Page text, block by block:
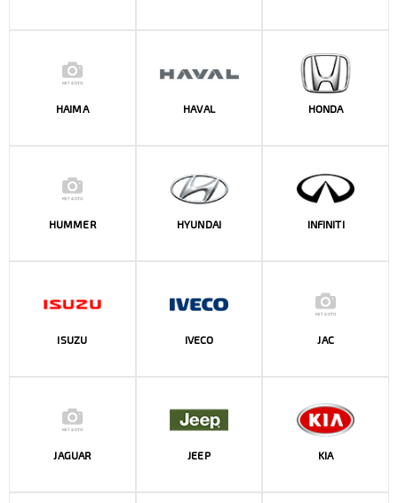
HAIMA HAVAL HONDA
HUMMER HYUNDAI INFINITI
ISUZU IVECO JAC
JAGUAR JEEP KIA